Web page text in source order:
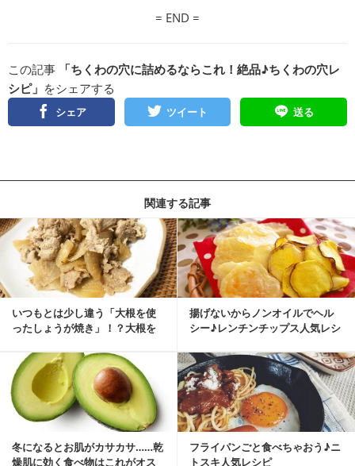
= END =
この記事
「ちくわの穴に詰めるならこれ！絶品♪ちくわの穴レ
シピ」 をシェアする
シェア ツイート 送る
関連する記事
いつもとは少し違う「大根を使
ったしょうが焼き」！？大根を
揚げないからノンオイルでヘル
シー♪レンチンチップス人気レシ
冬になるとお肌がカサカサ……乾
燥肌に効く食べ物はこれがオス
フライパンごと食べちゃおう♪ニ
トスキ人気レシピ